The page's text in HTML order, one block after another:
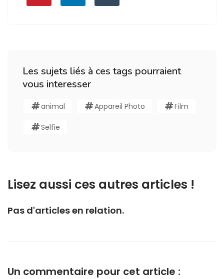
Les sujets liés à ces tags pourraient
vous interesser
animal Appareil Photo Film
Selfie
Lisez aussi ces autres articles !
Pas d'articles en relation.
Un commentaire pour cet article :